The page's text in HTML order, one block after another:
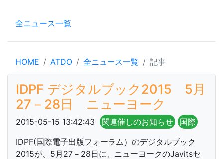
全ニュース一覧
HOME ATDO 全ニュース一覧 記事
IDPF デジタルブック2015 5月
27－28日 ニューヨーク
2015-05-15 13:42:43 関連催しのお知らせ
国際
IDPF(国際電子出版フォーラム）のデジタルブック
2015が、5月27－28日に、ニューヨークのJavitsセ